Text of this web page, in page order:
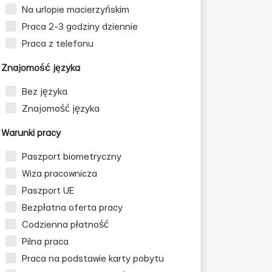
Na urlopie macierzyńskim
Praca 2-3 godziny dziennie
Praca z telefonu
Znajomość języka
Bez języka
Znajomość języka
Warunki pracy
Paszport biometryczny
Wiza pracownicza
Paszport UE
Bezpłatna oferta pracy
Codzienna płatność
Pilna praca
Praca na podstawie karty pobytu